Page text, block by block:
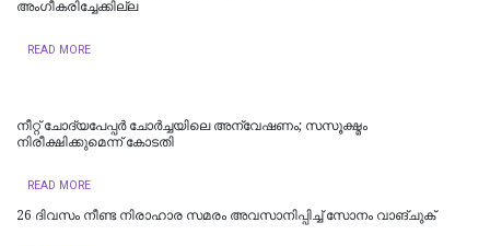
അംഗീകരിച്ചേക്കില്ല
READ MORE
നീറ്റ് ചോദ്യപേപ്പര്‍ ചോര്‍ച്ചയിലെ അന്വേഷണം; സസൂക്ഷ്മം
നിരീക്ഷിക്കുമെന്ന് കോടതി
READ MORE
26 ദിവസം നീണ്ട നിരാഹാര സമരം അവസാനിപ്പിച്ച് സോനം വാങ്ചുക്